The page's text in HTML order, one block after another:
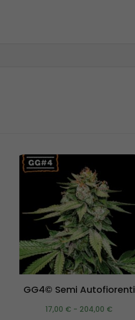
Scegli
GG4© Semi Autofiorenti
17,00 € - 204,00 €